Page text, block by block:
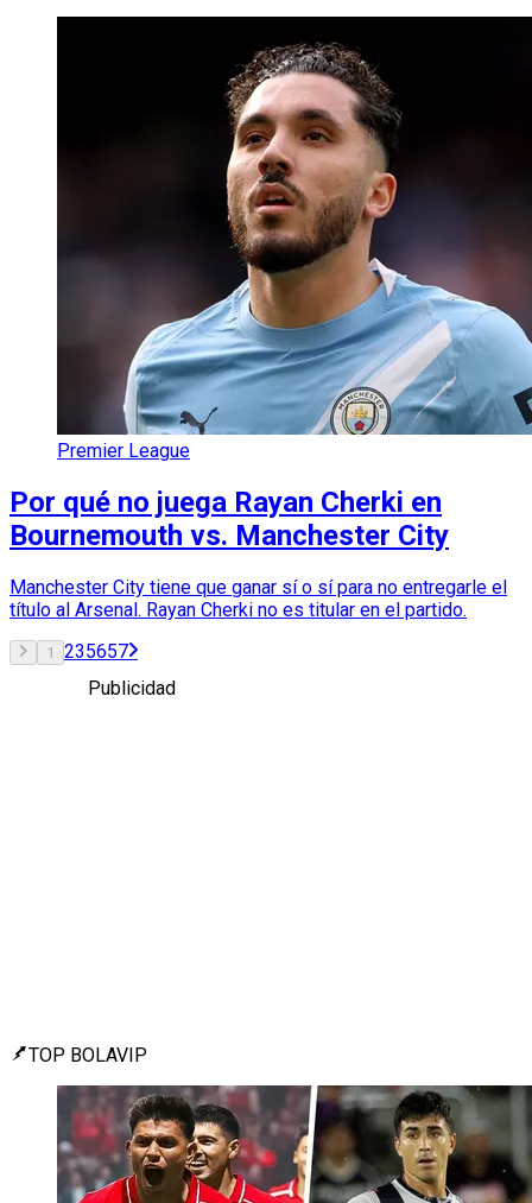
Premier League
Por qué no juega Rayan Cherki en
Bournemouth vs. Manchester City
Manchester City tiene que ganar sí o sí para no entregarle el
título al Arsenal. Rayan Cherki no es titular en el partido.
1 235657
Publicidad
TOP BOLAVIP